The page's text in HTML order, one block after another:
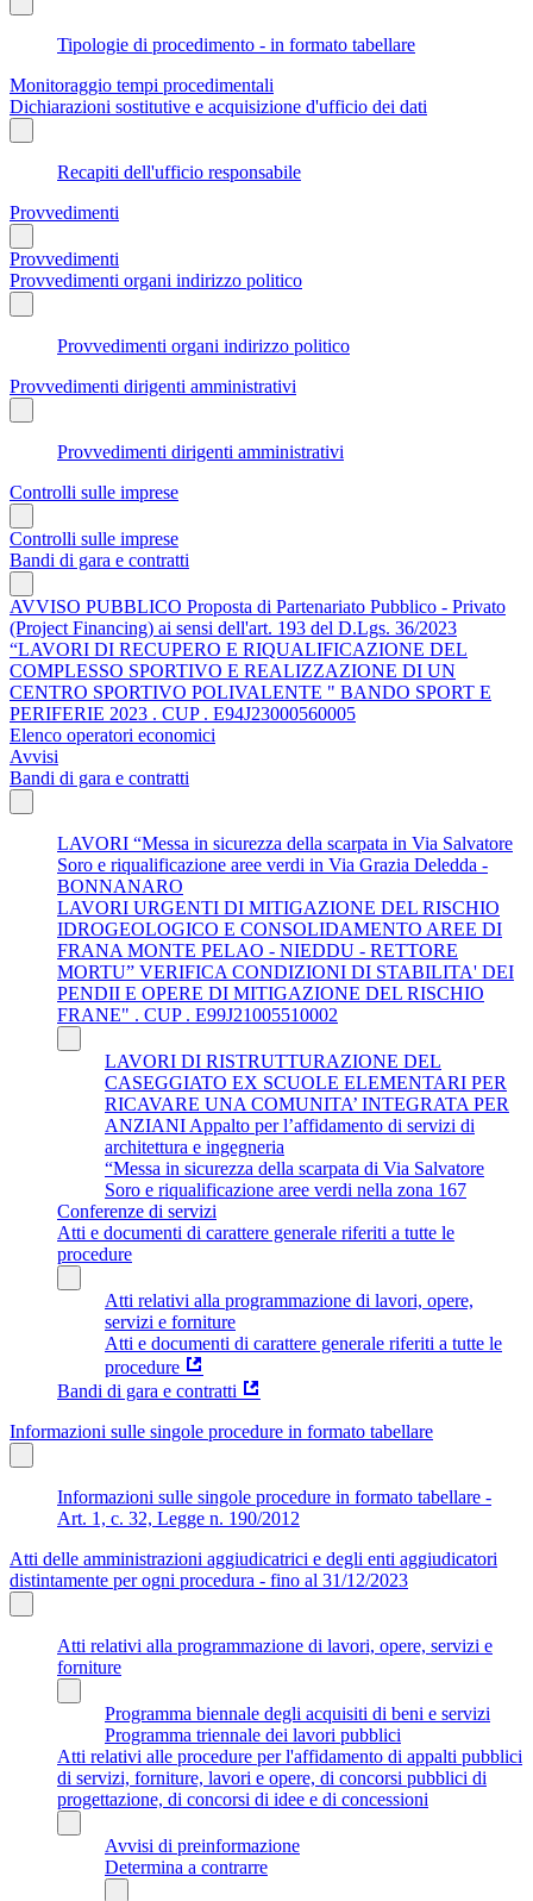
Tipologie di procedimento - in formato tabellare
Monitoraggio tempi procedimentali
Dichiarazioni sostitutive e acquisizione d'ufficio dei dati
Recapiti dell'ufficio responsabile
Provvedimenti
Provvedimenti
Provvedimenti organi indirizzo politico
Provvedimenti organi indirizzo politico
Provvedimenti dirigenti amministrativi
Provvedimenti dirigenti amministrativi
Controlli sulle imprese
Controlli sulle imprese
Bandi di gara e contratti
AVVISO PUBBLICO Proposta di Partenariato Pubblico - Privato
(Project Financing) ai sensi dell'art. 193 del D.Lgs. 36/2023
“LAVORI DI RECUPERO E RIQUALIFICAZIONE DEL
COMPLESSO SPORTIVO E REALIZZAZIONE DI UN
CENTRO SPORTIVO POLIVALENTE " BANDO SPORT E
PERIFERIE 2023 . CUP . E94J23000560005
Elenco operatori economici
Avvisi
Bandi di gara e contratti
LAVORI “Messa in sicurezza della scarpata in Via Salvatore
Soro e riqualificazione aree verdi in Via Grazia Deledda -
BONNANARO
LAVORI URGENTI DI MITIGAZIONE DEL RISCHIO
IDROGEOLOGICO E CONSOLIDAMENTO AREE DI
FRANA MONTE PELAO - NIEDDU - RETTORE
MORTU” VERIFICA CONDIZIONI DI STABILITA' DEI
PENDII E OPERE DI MITIGAZIONE DEL RISCHIO
FRANE" . CUP . E99J21005510002
LAVORI DI RISTRUTTURAZIONE DEL
CASEGGIATO EX SCUOLE ELEMENTARI PER
RICAVARE UNA COMUNITA’ INTEGRATA PER
ANZIANI Appalto per l’affidamento di servizi di
architettura e ingegneria
“Messa in sicurezza della scarpata di Via Salvatore
Soro e riqualificazione aree verdi nella zona 167
Conferenze di servizi
Atti e documenti di carattere generale riferiti a tutte le
procedure
Atti relativi alla programmazione di lavori, opere,
servizi e forniture
Atti e documenti di carattere generale riferiti a tutte le
procedure
Bandi di gara e contratti
Informazioni sulle singole procedure in formato tabellare
Informazioni sulle singole procedure in formato tabellare -
Art. 1, c. 32, Legge n. 190/2012
Atti delle amministrazioni aggiudicatrici e degli enti aggiudicatori
distintamente per ogni procedura - fino al 31/12/2023
Atti relativi alla programmazione di lavori, opere, servizi e
forniture
Programma biennale degli acquisiti di beni e servizi
Programma triennale dei lavori pubblici
Atti relativi alle procedure per l'affidamento di appalti pubblici
di servizi, forniture, lavori e opere, di concorsi pubblici di
progettazione, di concorsi di idee e di concessioni
Avvisi di preinformazione
Determina a contrarre